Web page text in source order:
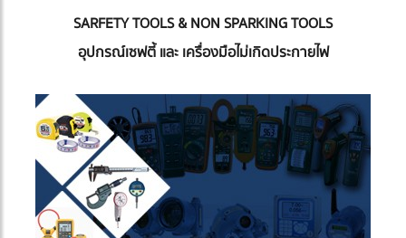
SARFETY TOOLS & NON SPARKING TOOLS
อุปกรณ์เซฟตี้ และ เครื่องมือไม่เกิดประกายไฟ